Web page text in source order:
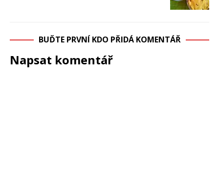
BUĎTE PRVNÍ KDO PŘIDÁ KOMENTÁŘ
Napsat komentář